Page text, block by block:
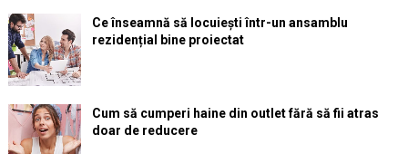
Ce înseamnă să locuiești într-un ansamblu
rezidențial bine proiectat
Cum să cumperi haine din outlet fără să fii atras
doar de reducere